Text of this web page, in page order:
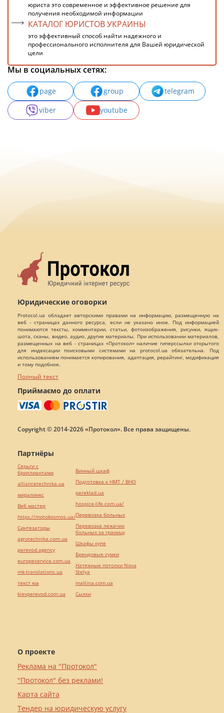
юриста это современное и эффективное решение для
получения необходимой информации
КАТАЛОГ ЮРИСТОВ УКРАИНЫ
это эффективный способ найти надежного и
профессионального исполнителя для Вашей юридической
цели
Мы в социальных сетях:
page group
telegram
viber
youtube
Юридические оговорки
Protocol.ua обладает авторскими правами на информацию, размещенную на
веб - страницах данного ресурса, если не указано иное. Под информацией
понимаются тексты, комментарии, статьи, фотоизображения, рисунки, ящик-
шота, сканы, видео, аудио, другие материалы. При использовании материалов,
размещенных на веб - страницах «Протокол» наличие гиперссылки открытого
для индексации поисковыми системами на protocol.ua обязательна. Под
использованием понимается копирования, адаптация, рерайтинг, модификация
и тому подобное.
Полный текст
Приймаємо до оплати
Copyright © 2014-2026 «Протокол». Все права защищены.
О проекте
Реклама на "Протокол"
"Протокол" без реклами!
Карта сайта
Тендер на юридическую услугу
Партнёры
Серьги с
бриллиантами
alliancetechnika.ua
миралинкс
Веб мастер
https://motokosmos.ua/
Синтезаторы
agrotechnika.com.ua
perevod.agency
europeservice.com.ua
mk-translations.ua
текст юа
kievperevod.com.ua
Винный шкаф
Подготовка к НМТ / ВНО
pereklad.ua
hospice-life.com.ua/
Перевозка больных
Перевозка лежачих
больных за границу
Шкафы купе
Брендовые сумки
Натяжные потолки Nova
Stelya
maltina.com.ua
Cылки